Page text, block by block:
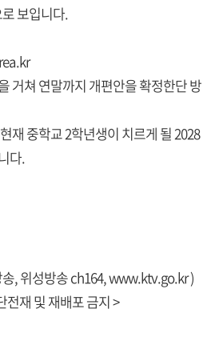
보입니다.
거쳐 연말까지 개편안을 확정한단 방
재 중학교 2학년생이 치르게 될 2028
다.
, 위성방송 ch164,www.ktv.go.kr)
재 및 재배포 금지 >